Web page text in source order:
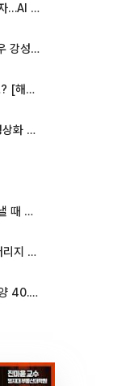
SK하이닉스, 용인·청주에 54조 투자…AI 메모리 생산기지 키운다
'2TV 생생정보' 오늘방송맛집- 배우 강성진 단골! 쌀국수ㆍ푸팟퐁 커리 맛집 '블○○○'
입추매직 '불발', 처서매직은 올까요? [해시태그]
22일 만에 다시 문 연 홈플러스…정상화 바쁜데 재고 없어 ‘발동동’[가보니]
차인표 "동생 구강암 투병…떠나보낼 때 가장 힘들었다”
“삼성전자 하단 단단해질 것”⋯레버리지 규제에 쏠림 완화 [찐코노미]
서울 40도 찍더니 하남 40.8도·광양 40.2도…전국 '펄펄'